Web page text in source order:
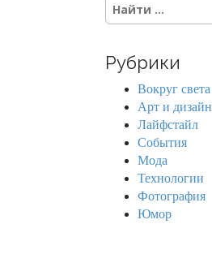
c
Рубрики
Вокруг света
Арт и дизайн
Лайфстайл
События
Мода
Технологии
Фотография
Юмор